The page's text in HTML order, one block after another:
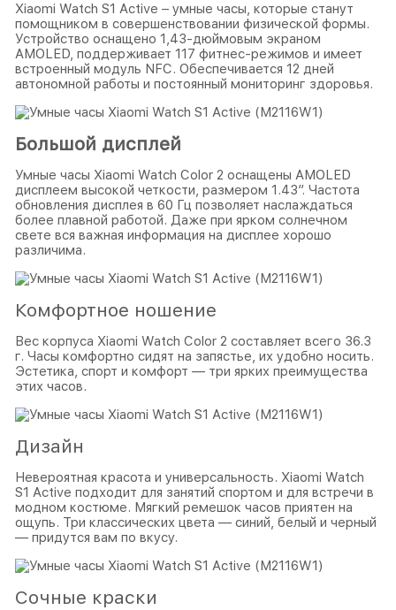
Xiaomi Watch S1 Active – умные часы, которые станут
помощником в совершенствовании физической формы.
Устройство оснащено 1,43-дюймовым экраном
AMOLED, поддерживает 117 фитнес-режимов и имеет
встроенный модуль NFC. Обеспечивается 12 дней
автономной работы и постоянный мониторинг здоровья.
Большой дисплей
Умные часы Xiaomi Watch Color 2 оснащены AMOLED
дисплеем высокой четкости, размером 1.43″. Частота
обновления дисплея в 60 Гц позволяет наслаждаться
более плавной работой. Даже при ярком солнечном
свете вся важная информация на дисплее хорошо
различима.
Комфортное ношение
Вес корпуса Xiaomi Watch Color 2 составляет всего 36.3
г. Часы комфортно сидят на запястье, их удобно носить.
Эстетика, спорт и комфорт — три ярких преимущества
этих часов.
Дизайн
Невероятная красота и универсальность. Xiaomi Watch
S1 Active подходит для занятий спортом и для встречи в
модном костюме. Мягкий ремешок часов приятен на
ощупь. Три классических цвета — синий, белый и черный
— придутся вам по вкусу.
Сочные краски